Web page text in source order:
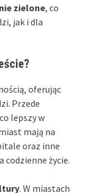
zielone, co
jak i dla
oferując
Przede
lepszy w
mają na
oraz inne
codzienne życie.
. W miastach